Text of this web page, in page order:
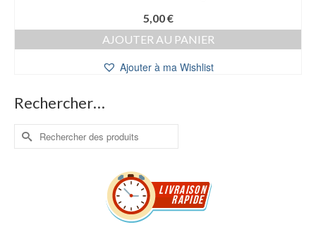
5,00€
AJOUTER AU PANIER
Ajouter à ma Wishlist
Rechercher…
Rechercher :